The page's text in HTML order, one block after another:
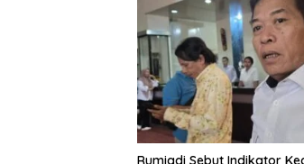
Rumiadi Sebut Indikator